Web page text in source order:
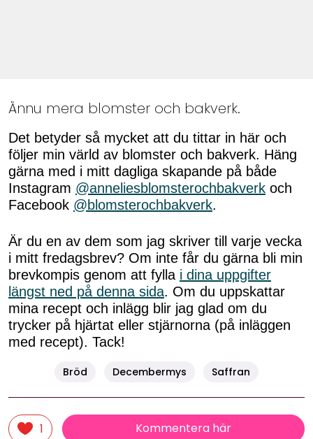
Ännu mera blomster och bakverk.
Det betyder så mycket att du tittar in här och
följer min värld av blomster och bakverk. Häng
gärna med i mitt dagliga skapande på både
Instagram @anneliesblomsterochbakverk och
Facebook @blomsterochbakverk.
Är du en av dem som jag skriver till varje vecka
i mitt fredagsbrev? Om inte får du gärna bli min
brevkompis genom att fylla i dina uppgifter
längst ned på denna sida. Om du uppskattar
mina recept och inlägg blir jag glad om du
trycker på hjärtat eller stjärnorna (på inläggen
med recept). Tack!
Bröd Decembermys Saffran
1 Kommentera här